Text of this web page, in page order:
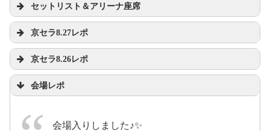
pic.twitter.com/z7YjUNop47
2017年8月26
日
セットリスト＆アリーナ座席
pic.twitter.com/6Cw2wTxrx7
2017年8月26日
京セラ8.27レポ
京セラ8.26レポ
会場レポ
会場入りしました♪✨